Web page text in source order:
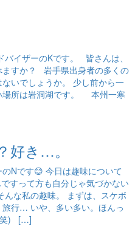
イザーのKです。 皆さんは、
ますか？ 岩手県出身者の多くの
いでしょうか。 少し前から一
場所は岩洞湖です。 本州一寒
好き…。
Nです😊 今日は趣味について
すって方も自分じゃ気づかない
な私の趣味。 まずは、スケボ
行… いや、多い多い。ほんっ
(笑) […]